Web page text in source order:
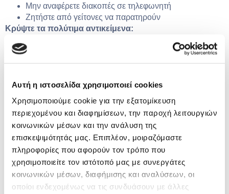
Αυτή η ιστοσελίδα χρησιμοποιεί cookies
Χρησιμοποιούμε cookie για την εξατομίκευση
περιεχομένου και διαφημίσεων, την παροχή λειτουργιών
κοινωνικών μέσων και την ανάλυση της
επισκεψιμότητάς μας. Επιπλέον, μοιραζόμαστε
πληροφορίες που αφορούν τον τρόπο που
χρησιμοποιείτε τον ιστότοπό μας με συνεργάτες
κοινωνικών μέσων, διαφήμισης και αναλύσεων, οι
οποίοι ενδεχομένως να τις συνδυάσουν με άλλες
Μην αναφέρετε διακοπές σε τηλεφωνητή
Ζητήστε από γείτονες να παρατηρούν
Κρύψτε τα πολύτιμα αντικείμενα:
Μην αφήνετε πολύτιμα αντικείμενα ορατά
Συνεργαστείτε με τους γείτονες:
Δημιουργήστε γειτονική επιτήρηση
Ανταλλάξτε τηλέφωνα επικοινωνίας
Ενημερώστε για υπόπτες κινήσεις
Σύγχρονα συστήματα προστασίας
Βασικό πακέτο ασφάλειας: